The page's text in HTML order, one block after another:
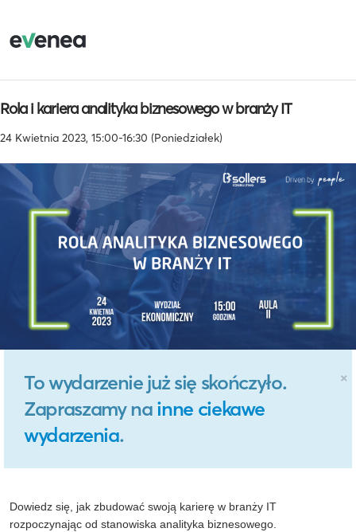
Rola i kariera analityka biznesowego w branży IT
24 Kwietnia 2023, 15:00-16:30 (Poniedziałek)
×
To wydarzenie już się skończyło.
Zapraszamy na inne ciekawe
wydarzenia.
Dowiedz się, jak zbudować swoją karierę w branży IT
rozpoczynając od stanowiska analityka biznesowego.